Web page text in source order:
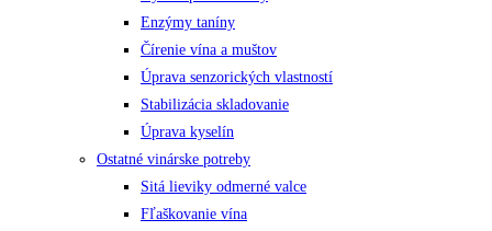
Enzýmy taníny
Čírenie vína a muštov
Úprava senzorických vlastností
Stabilizácia skladovanie
Úprava kyselín
Ostatné vinárske potreby
Sitá lieviky odmerné valce
Fľaškovanie vína